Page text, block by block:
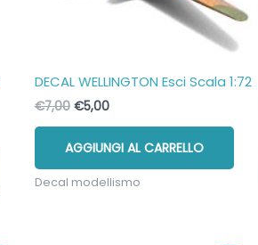
DECAL WELLINGTON Esci Scala 1:72
€7,00 Il
era:
€7,00.
€5,00Il
è:
€5,00.
AGGIUNGI AL CARRELLO
Decal modellismo